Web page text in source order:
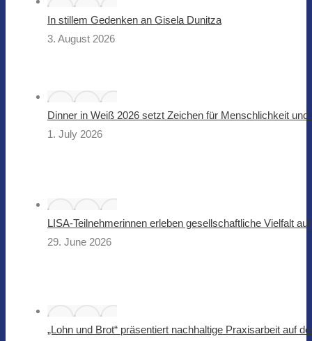
In stillem Gedenken an Gisela Dunitza
3. August 2026
Dinner in Weiß 2026 setzt Zeichen für Menschlichkeit
1. July 2026
LISA-Teilnehmerinnen erleben gesellschaftliche Vielfalt
29. June 2026
„Lohn und Brot“ präsentiert nachhaltige Praxisarbeit auf